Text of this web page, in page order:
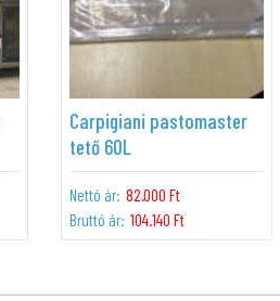
Carpigiani pastomaster
tető 60L
Nettó ár: 82.000 Ft
Bruttó ár: 104.140 Ft